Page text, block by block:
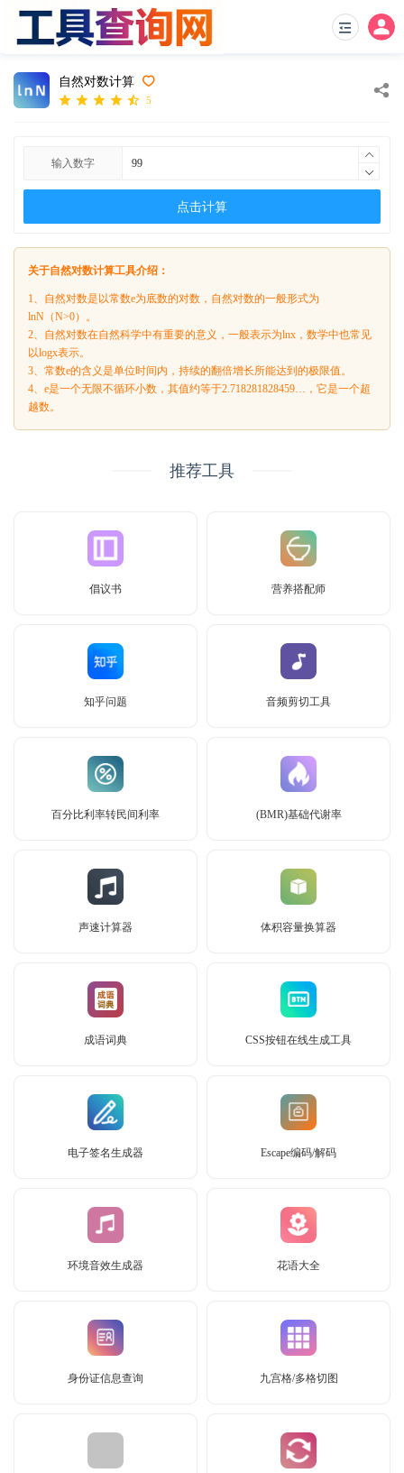
自然对数计算
5
输入数字
点击计算
关于自然对数计算工具介绍：
1、自然对数是以常数e为底数的对数，自然对数的一般形式为
lnN（N>0）。
2、自然对数在自然科学中有重要的意义，一般表示为lnx，数学中也常见
以logx表示。
3、常数e的含义是单位时间内，持续的翻倍增长所能达到的极限值。
4、e是一个无限不循环小数，其值约等于2.718281828459…，它是一个超
越数。
推荐工具
倡议书 营养搭配师
知乎问题 音频剪切工具
百分比利率转民间利率 (BMR)基础代谢率
声速计算器 体积容量换算器
成语词典 CSS按钮在线生成工具
电子签名生成器 Escape编码/解码
环境音效生成器 花语大全
身份证信息查询 九宫格/多格切图